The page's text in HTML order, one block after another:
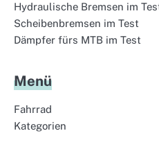
Hydraulische Bremsen im
Scheibenbremsen im Test
Dämpfer fürs MTB im Test
Menü
Fahrrad
Kategorien